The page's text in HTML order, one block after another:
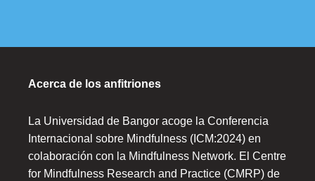
Acerca de los anfitriones
La Universidad de Bangor acoge la Conferencia
Internacional sobre Mindfulness (ICM:2024) en
colaboración con la Mindfulness Network. El Centre
for Mindfulness Research and Practice (CMRP) de